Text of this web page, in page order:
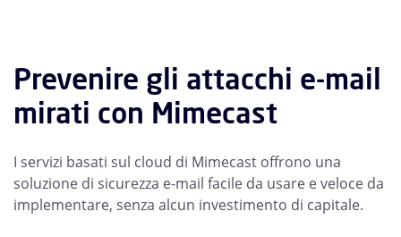
Prevenire gli attacchi e-mail
mirati con Mimecast
I servizi basati sul cloud di Mimecast offrono una
soluzione di sicurezza e-mail facile da usare e veloce da
implementare, senza alcun investimento di capitale.